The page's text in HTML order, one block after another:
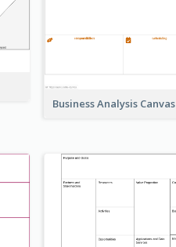
Business Analysis Canvas